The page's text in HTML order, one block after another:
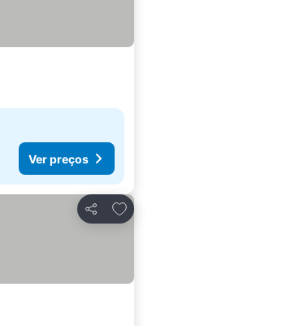
Ver preços
Partilhar
Adicionar aos favoritos